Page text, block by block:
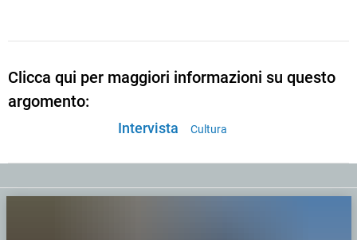
Clicca qui per maggiori informazioni su questo
argomento:
Intervista Cultura